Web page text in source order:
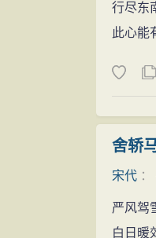
行尽东
此心能
舍轿
宋代 ：
严风驾
白日暖